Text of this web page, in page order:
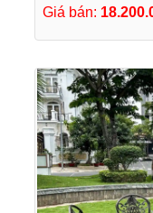
Giá bán: